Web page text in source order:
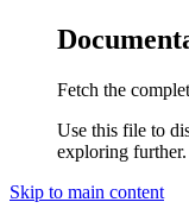
Fetch the
Use this file to
exploring further.
Skip to main content